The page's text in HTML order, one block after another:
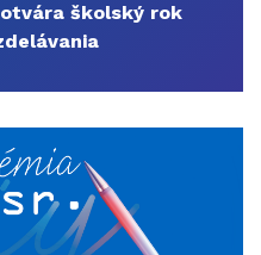
školský rok